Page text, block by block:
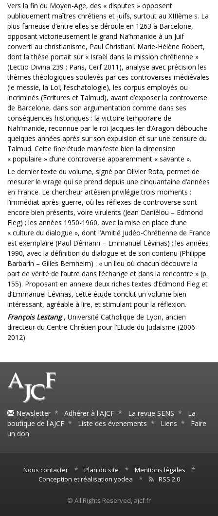
Vers la fin du Moyen-Age, des « disputes » opposent
publiquement maîtres chrétiens et juifs, surtout au XIIIème s. La
plus fameuse d’entre elles se déroule en 1263 à Barcelone,
opposant victorieusement le grand Na’hmanide à un Juif
converti au christianisme, Paul Christiani. Marie-Hélène Robert,
dont la thèse portait sur « Israël dans la mission chrétienne »
(Lectio Divina 239 ; Paris, Cerf 2011), analyse avec précision les
thèmes théologiques soulevés par ces controverses médiévales
(le messie, la Loi, l’eschatologie), les corpus employés ou
incriminés (Ecritures et Talmud), avant d’exposer la controverse
de Barcelone, dans son argumentation comme dans ses
conséquences historiques : la victoire temporaire de
Nah’manide, reconnue par le roi Jacques Ier d’Aragon débouche
quelques années après sur son expulsion et sur une censure du
Talmud. Cette fine étude manifeste bien la dimension
« populaire » d’une controverse apparemment « savante ».
Le dernier texte du volume, signé par Olivier Rota, permet de
mesurer le virage qui se prend depuis une cinquantaine d’années
en France. Le chercheur artésien privilégie trois moments :
l’immédiat après-guerre, où les réflexes de controverse sont
encore bien présents, voire virulents (Jean Daniélou – Edmond
Fleg) ; les années 1950-1960, avec la mise en place d’une
« culture du dialogue », dont l’Amitié Judéo-Chrétienne de France
est exemplaire (Paul Démann – Emmanuel Lévinas) ; les années
1990, avec la définition du dialogue et de son contenu (Philippe
Barbarin – Gilles Bernheim) : « un lieu où chacun découvre la
part de vérité de l’autre dans l’échange et dans la rencontre » (p.
155). Proposant en annexe deux riches textes d’Edmond Fleg et
d’Emmanuel Lévinas, cette étude conclut un volume bien
intéressant, agréable à lire, et stimulant pour la réflexion.
François Lestang , Université Catholique de Lyon, ancien
directeur du Centre Chrétien pour l’Etude du Judaïsme (2006-
2012)
Newsletter * Adhérer à l'AJCF * La revue SENS * La
boutique de l'AJCF * Liste des évenements * Liens * Faire
un don
Nous contacter * Plan du site * Mentions légales
*
Conception et réalisation yodea
* RSS 2.0
© All Rights Reserved, ajcf.fr